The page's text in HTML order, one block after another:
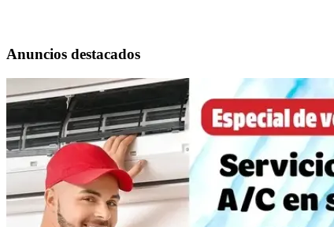
Anuncios destacados